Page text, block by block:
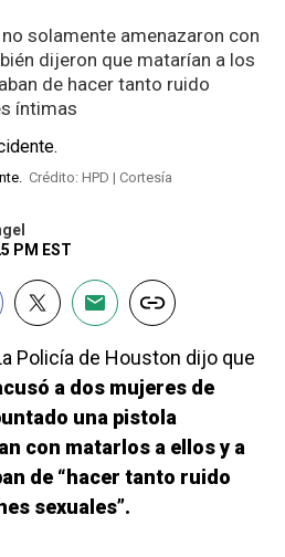
solamente amenazaron con
dijeron que matarían a los
de hacer tanto ruido
íntimas
Crédito: HPD | Cortesía
PM EST
Policía de Houston dijo que
a dos mujeres de
una pistola
con matarlos a ellos y a
de “hacer tanto ruido
sexuales”.